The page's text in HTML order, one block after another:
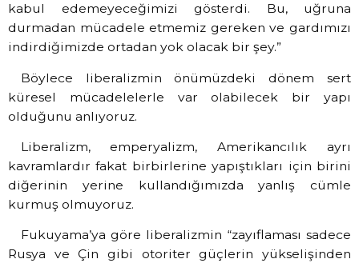
kabul edemeyeceğimizi gösterdi. Bu, uğruna
durmadan mücadele etmemiz gereken ve gardımızı
indirdiğimizde ortadan yok olacak bir şey.”
Böylece liberalizmin önümüzdeki dönem sert
küresel mücadelelerle var olabilecek bir yapı
olduğunu anlıyoruz.
Liberalizm, emperyalizm, Amerikancılık ayrı
kavramlardır fakat birbirlerine yapıştıkları için birini
diğerinin yerine kullandığımızda yanlış cümle
kurmuş olmuyoruz.
Fukuyama’ya göre liberalizmin “zayıflaması sadece
Rusya ve Çin gibi otoriter güçlerin yükselişinden